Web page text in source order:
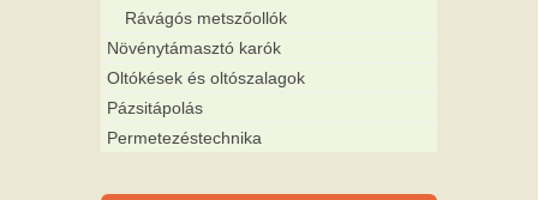
Rávágós metszőollók
Növénytámasztó karók
Oltókések és oltószalagok
Pázsitápolás
Permetezéstechnika